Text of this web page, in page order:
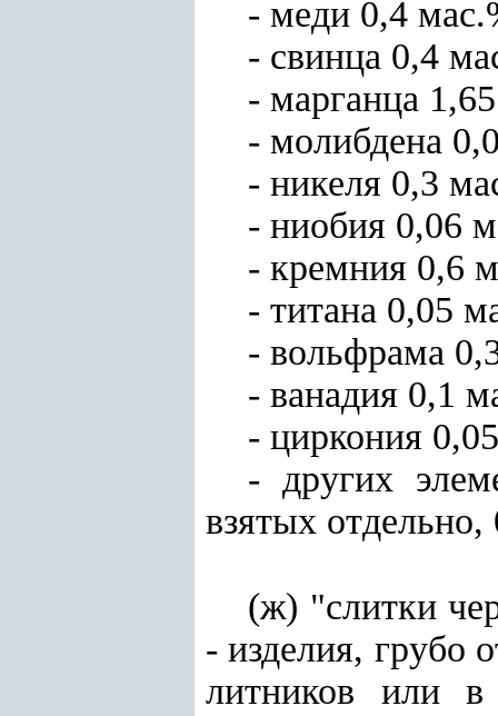
- меди 0,4
- свинца 0,4
- марганца
- молибдена
- никеля 0,3
- ниобия 0,06
- кремния 0,6
- титана 0,05
- вольфрама
- ванадия 0,1
- циркония
- других
взятых
(ж) "слитки
- изделия, грубо
литников или